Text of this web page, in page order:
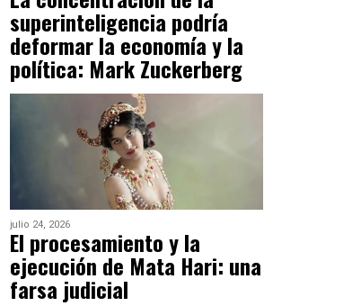
superinteligencia podría
deformar la economía y la
política: Mark Zuckerberg
julio 24, 2026
El procesamiento y la
ejecución de Mata Hari: una
farsa judicial